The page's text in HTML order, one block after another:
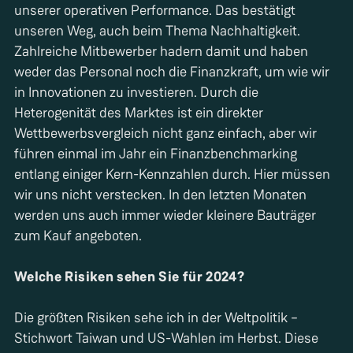
unserer operativen Performance. Das bestätigt
unseren Weg, auch beim Thema Nachhaltigkeit.
Zahlreiche Mitbewerber hadern damit und haben
weder das Personal noch die Finanzkraft, um wie wir
in Innovationen zu investieren. Durch die
Heterogenität des Marktes ist ein direkter
Wettbewerbsvergleich nicht ganz einfach, aber wir
führen einmal im Jahr ein Finanzbenchmarking
entlang einiger Kern-Kennzahlen durch. Hier müssen
wir uns nicht verstecken. In den letzten Monaten
werden uns auch immer wieder kleinere Bauträger
zum Kauf angeboten.
Welche Risiken sehen Sie für 2024?
Die größten Risiken sehe ich in der Weltpolitik –
Stichwort Taiwan und US-Wahlen im Herbst. Diese